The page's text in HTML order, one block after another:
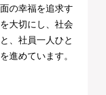
の幸福を追求す
大切にし、社会
、社員一人ひと
進めています。